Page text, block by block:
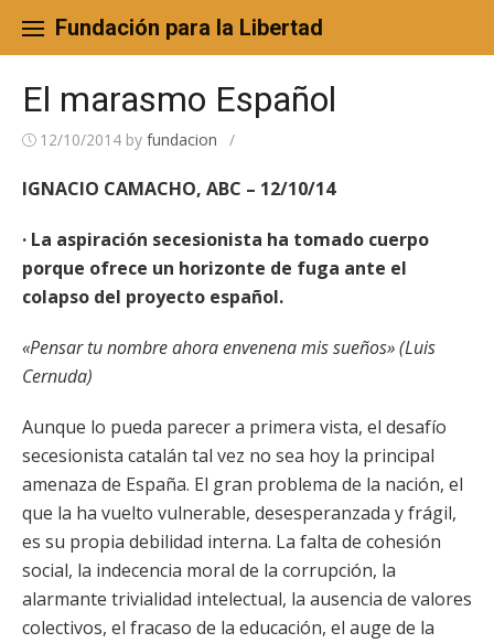
content
Fundación para la Libertad
El marasmo Español
12/10/2014 by fundacion /
IGNACIO CAMACHO, ABC – 12/10/14
· La aspiración secesionista ha tomado cuerpo
porque ofrece un horizonte de fuga ante el
colapso del proyecto español.
«Pensar tu nombre ahora envenena mis sueños» (Luis
Cernuda)
Aunque lo pueda parecer a primera vista, el desafío
secesionista catalán tal vez no sea hoy la principal
amenaza de España. El gran problema de la nación, el
que la ha vuelto vulnerable, desesperanzada y frágil,
es su propia debilidad interna. La falta de cohesión
social, la indecencia moral de la corrupción, la
alarmante trivialidad intelectual, la ausencia de valores
colectivos, el fracaso de la educación, el auge de la